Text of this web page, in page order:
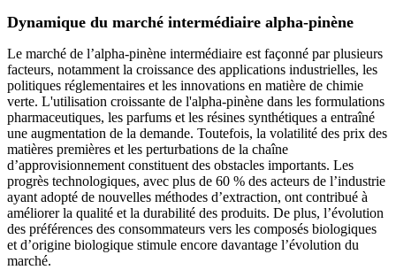
Dynamique du marché intermédiaire alpha-pinène
Le marché de l’alpha-pinène intermédiaire est façonné par plusieurs
facteurs, notamment la croissance des applications industrielles, les
politiques réglementaires et les innovations en matière de chimie
verte. L'utilisation croissante de l'alpha-pinène dans les formulations
pharmaceutiques, les parfums et les résines synthétiques a entraîné
une augmentation de la demande. Toutefois, la volatilité des prix des
matières premières et les perturbations de la chaîne
d’approvisionnement constituent des obstacles importants. Les
progrès technologiques, avec plus de 60 % des acteurs de l’industrie
ayant adopté de nouvelles méthodes d’extraction, ont contribué à
améliorer la qualité et la durabilité des produits. De plus, l’évolution
des préférences des consommateurs vers les composés biologiques
et d’origine biologique stimule encore davantage l’évolution du
marché.